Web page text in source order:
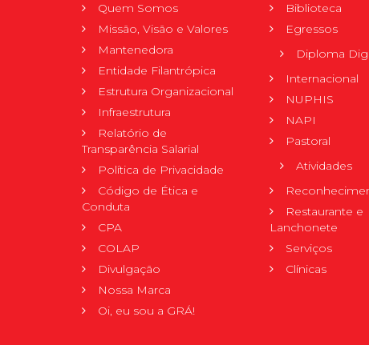
Quem Somos
Missão, Visão e Valores
Mantenedora
Entidade Filantrópica
Estrutura Organizacional
Infraestrutura
Relatório de
Transparência Salarial
Política de Privacidade
Código de Ética e
Conduta
CPA
COLAP
Divulgação
Nossa Marca
Oi, eu sou a GRÁ!
Biblioteca
Egressos
Diploma
Internacional
NUPHIS
NAPI
Pastoral
Atividades
Restaurante e
Lanchonete
Serviços
Clínicas